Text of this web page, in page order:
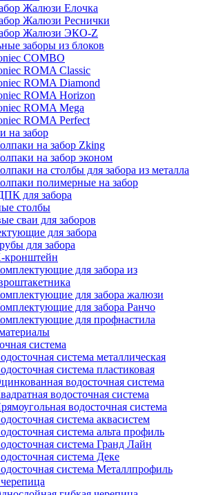
Жалюзи Елочка
Жалюзи Реснички
Жалюзи ЭКО-Z
заборы из блоков
COMBO
ROMA Classic
ROMA Diamond
ROMA Horizon
ROMA Mega
ROMA Perfect
на забор
на забор Zking
на забор эконом
на столбы для забора из металла
полимерные на забор
для забора
столбы
сваи для заборов
для забора
для забора
кронштейн
для забора из
для забора жалюзи
для забора Ранчо
для профнастила
система
система металлическая
система пластиковая
водосточная система
водосточная система
водосточная система
система аквасистем
система альта профиль
система Гранд Лайн
система Деке
система Металлпрофиль